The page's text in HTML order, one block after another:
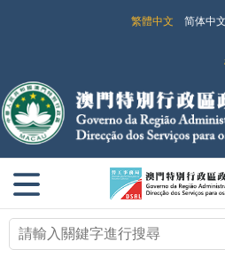
简体中文
繁體中文